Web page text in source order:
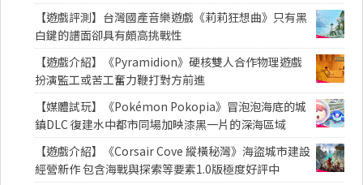
【遊戲評測】台灣國產音樂遊戲《莉莉狂想曲》只有黑
白鍵的譜面卻具有頗高挑戰性
【遊戲介紹】《Pyramidion》硬核雙人合作物理遊戲
扮演監工或苦工奮力鞭打對方前進
【媒體試玩】《Pokémon Pokopia》冒泡泡海底的城
鎮DLC 復建水中都市同場加映漆黑一片的深海區域
【遊戲介紹】《Corsair Cove 縱橫秘灣》海盜城市建設
經營新作 包含海戰與探索等要素1.0版極度好評中